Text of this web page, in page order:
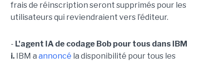
frais de réinscription seront supprimés pour les
utilisateurs qui reviendraient vers l’éditeur.
- L'agent IA de codage Bob pour tous dans IBM
i.IBM a annoncé la disponibilité pour tous les